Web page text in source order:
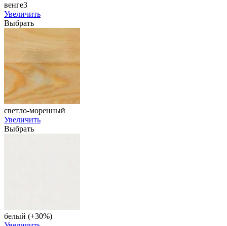
венге3
Увеличить
Выбрать
светло-моренный
Увеличить
Выбрать
белый (+30%)